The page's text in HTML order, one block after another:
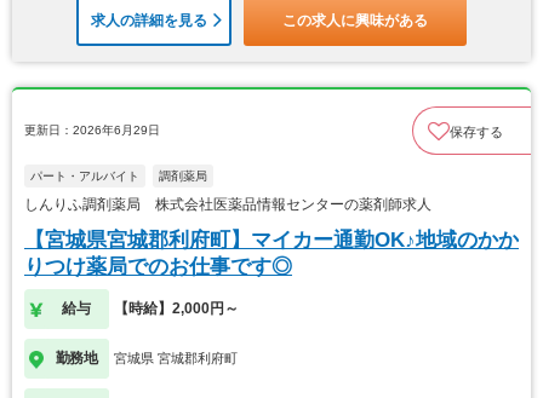
求人の詳細を見る この求人に興味がある
更新日：2026年6月29日 保存する
パート・アルバイト 調剤薬局
しんりふ調剤薬局 株式会社医薬品情報センターの薬剤師求人
【宮城県宮城郡利府町】マイカー通勤OK♪地域のかか
りつけ薬局でのお仕事です◎
給与 【時給】2,000円～
勤務地 宮城県 宮城郡利府町